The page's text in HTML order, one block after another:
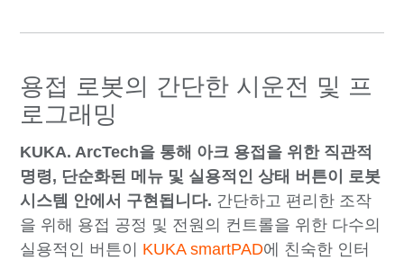
용접 로봇의 간단한 시운전 및 프
로그래밍
KUKA. ArcTech을 통해 아크 용접을 위한 직관적
명령, 단순화된 메뉴 및 실용적인 상태 버튼이 로봇
시스템 안에서 구현됩니다. 간단하고 편리한 조작
을 위해 용접 공정 및 전원의 컨트롤을 위한 다수의
실용적인 버튼이 KUKA smartPAD에 친숙한 인터